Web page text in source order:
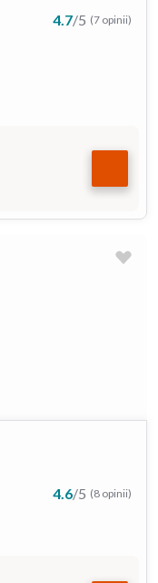
4.7/5 (7 opinii)
4.6/5 (8 opinii)